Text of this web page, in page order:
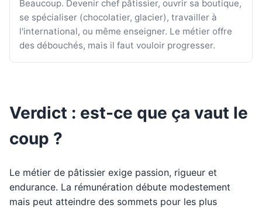
Beaucoup. Devenir chef pâtissier, ouvrir sa boutique,
se spécialiser (chocolatier, glacier), travailler à
l'international, ou même enseigner. Le métier offre
des débouchés, mais il faut vouloir progresser.
Verdict : est-ce que ça vaut le
coup ?
Le métier de pâtissier exige passion, rigueur et
endurance. La rémunération débute modestement
mais peut atteindre des sommets pour les plus